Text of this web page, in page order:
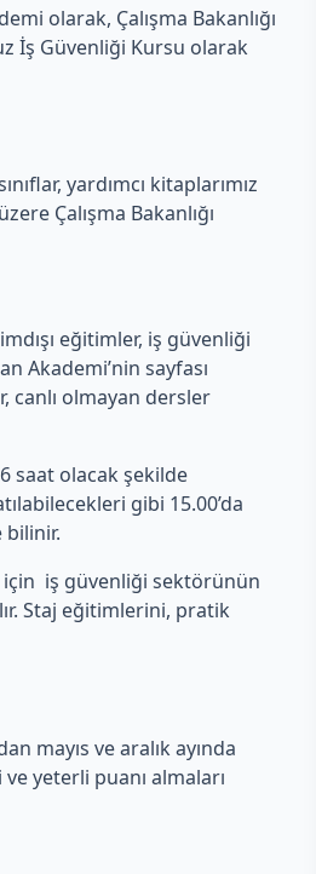
olarak, Çalışma Bakanlığı
İş Güvenliği Kursu olarak
yardımcı kitaplarımız
Çalışma Bakanlığı
eğitimler, iş güvenliği
Akademi’nin sayfası
canlı olmayan dersler
saat olacak şekilde
gibi 15.00’da
bilinir.
için iş güvenliği sektörünün
Staj eğitimlerini, pratik
mayıs ve aralık ayında
yeterli puanı almaları